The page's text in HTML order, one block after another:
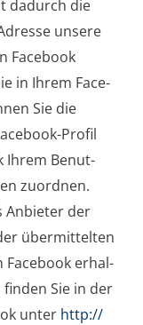
dadurch die
unse­re
Face­book
in Ihrem Face­
Sie die
Pro­fil
Ihrem Benut­
zuord­nen.
Anbie­ter der
über­mit­tel­ten
Face­book erhal­
Sie in der
unter http://​